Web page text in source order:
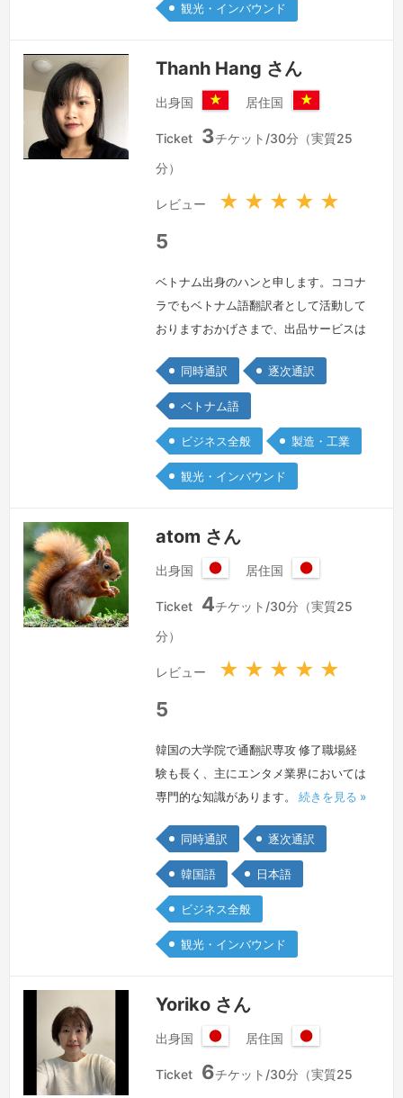
観光・インバウンド
Thanh Hang さん
出身国
ト
社
共
和
国
居住国
ト
社
共
和
国
Ticket 3チケット/30分（実質25
分）
レビュー ★ ★ ★ ★ ★
5
ベトナム出身のハンと申します。ココナ
ラでもベトナム語翻訳者として活動して
おりますおかげさまで、出品サービスは
くのお客様にご利用いただいておりま
す。以下はプロフィールを簡単にご紹介
させていただきます。・ハノイ国家大学
人文社会科学大学東洋学部日本学科卒・
10年以上の日本語学習および日系企業
での勤務経験・日本語能力試験N1取
訳・通訳…続きを見る »
同時通訳 逐次通訳
ベトナム語
ビジネス全般 製造・工業
観光・インバウンド
atom さん
出身国
本
居住国
本
Ticket 4チケット/30分（実質25
分）
レビュー ★ ★ ★ ★ ★
5
韓国の大学院で通翻訳専攻 修了職場経
験も長く、主にエンタメ業界においては
専門的な知識があります。 続きを見る »
同時通訳 逐次通訳
韓国語 日本語
ビジネス全般
観光・インバウンド
Yoriko さん
出身国
本
居住国
本
Ticket 6チケット/30分（実質25